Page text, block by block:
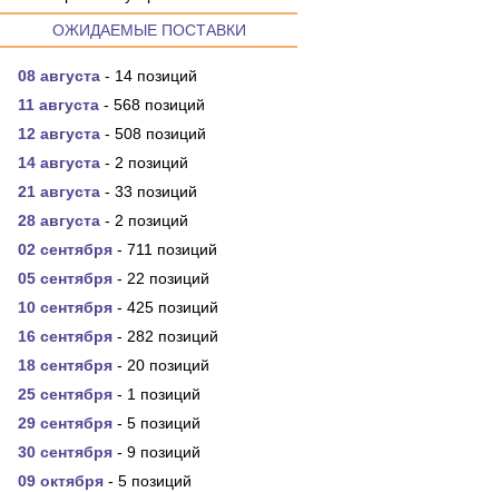
ОЖИДАЕМЫЕ ПОСТАВКИ
08 августа - 14 позиций
11 августа - 568 позиций
12 августа - 508 позиций
14 августа - 2 позиций
21 августа - 33 позиций
28 августа - 2 позиций
02 сентября - 711 позиций
05 сентября - 22 позиций
10 сентября - 425 позиций
16 сентября - 282 позиций
18 сентября - 20 позиций
25 сентября - 1 позиций
29 сентября - 5 позиций
30 сентября - 9 позиций
09 октября - 5 позиций